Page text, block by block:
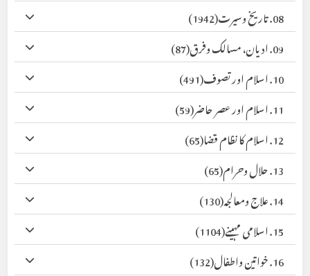
08. تاریخ وسیرت
(1942)
09. ادیان، مسالک وفرق
(87)
10. اسلام اور تصوف
(491)
11. اسلام اور عصر حاضر
(59)
12. اسلام کا نظام قضا
(65)
13. حلال وحرام
(65)
14. علاج ومعالجہ
(130)
15. اسلامی مہینے
(1104)
16. خواتین واطفال
(132)